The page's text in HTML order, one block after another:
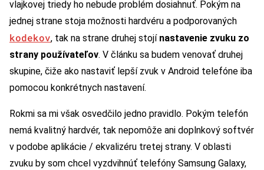
vlajkovej triedy ho nebude problém dosiahnuť. Pokým na
jednej strane stoja možnosti hardvéru a podporovaných
kodekov, tak na strane druhej stojí nastavenie zvuku zo
strany používateľov. V článku sa budem venovať druhej
skupine, čiže ako nastaviť lepší zvuk v Android telefóne iba
pomocou konkrétnych nastavení.
Rokmi sa mi však osvedčilo jedno pravidlo. Pokým telefón
nemá kvalitný hardvér, tak nepomôže ani doplnkový softvér
v podobe aplikácie / ekvalizéru tretej strany. V oblasti
zvuku by som chcel vyzdvihnúť telefóny Samsung Galaxy,